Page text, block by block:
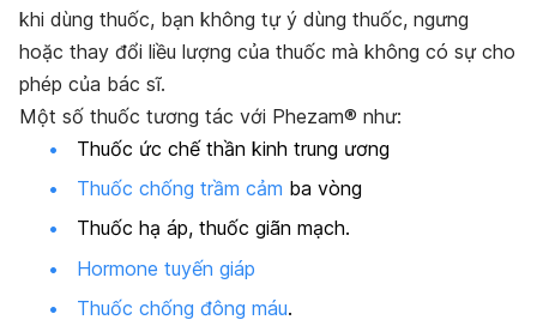
khi dùng thuốc, bạn không tự ý dùng thuốc, ngưng
hoặc thay đổi liều lượng của thuốc mà không có sự cho
phép của bác sĩ.
Một số thuốc tương tác với Phezam® như:
Thuốc ức chế thần kinh trung ương
Thuốc chống trầm cảm ba vòng
Thuốc hạ áp, thuốc giãn mạch.
Hormone tuyến giáp
Thuốc chống đông máu.